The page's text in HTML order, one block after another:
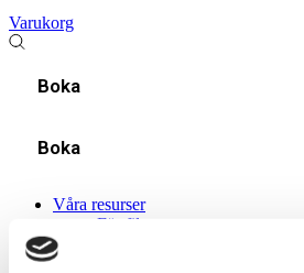
Varukorg
Boka
Boka
Våra resurser
För filmare